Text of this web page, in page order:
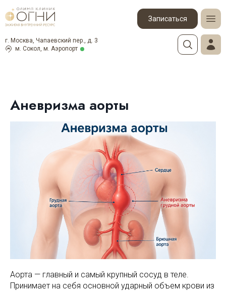
Записаться
м. Сокол, м. Аэропорт
г. Москва, Чапаевский пер., д. 3
Аневризма аорты
Аорта — главный и самый крупный сосуд в теле.
Принимает на себя основной ударный объем крови из